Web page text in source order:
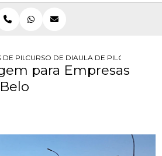
DE PILOTAGEM PARA EMPRESAS
CURSO DE DIRECAO DE MOTO PARA
AULA DE PILOTAGEM
para Empresas